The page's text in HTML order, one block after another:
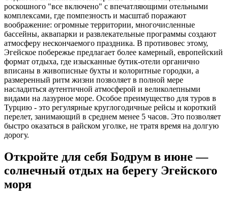
роскошного "все включено" с впечатляющими отельными
комплексами, где помпезность и масштаб поражают
воображение: огромные территории, многочисленные
бассейны, аквапарки и развлекательные программы создают
атмосферу нескончаемого праздника. В противовес этому,
Эгейское побережье предлагает более камерный, европейский
формат отдыха, где изысканные бутик-отели органично
вписаны в живописные бухты и колоритные городки, а
размеренный ритм жизни позволяет в полной мере
насладиться аутентичной атмосферой и великолепными
видами на лазурное море. Особое преимущество для туров в
Турцию - это регулярные круглогодичные рейсы и короткий
перелет, занимающий в среднем менее 5 часов. Это позволяет
быстро оказаться в райском уголке, не тратя время на долгую
дорогу.
Откройте для себя Бодрум в июне —
солнечный отдых на берегу Эгейского
моря